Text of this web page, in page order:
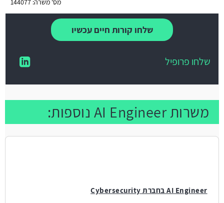
מס' משרה: 144077
שלחו קורות חיים עכשיו
שלחו פרופיל
משרות AI Engineer נוספות:
AI Engineer בחברת Cybersecurity